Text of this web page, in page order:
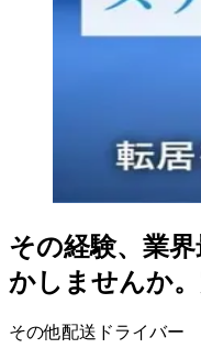
その経験、業
かしませんか
その他配送ドライバー